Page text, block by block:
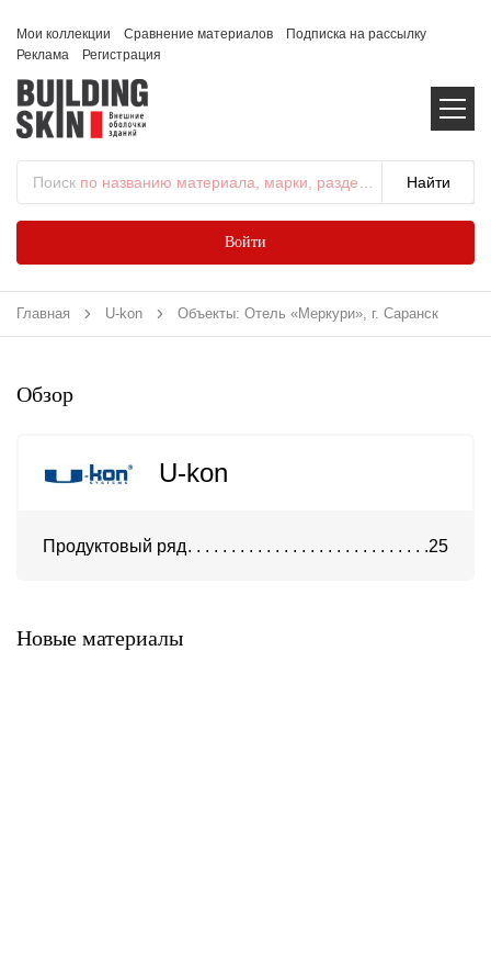
Мои коллекции Сравнение материалов
Подписка на рассылку
Реклама
Регистрация
Поиск по названию материала, марки, раздела...
Войти
Главная U-kon Объекты: Отель «Меркури», г. Саранск
Обзор
U-kon
Продуктовый ряд 25
Новые материалы